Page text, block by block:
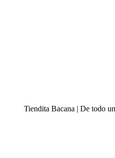
Tiendita Bacana | De todo